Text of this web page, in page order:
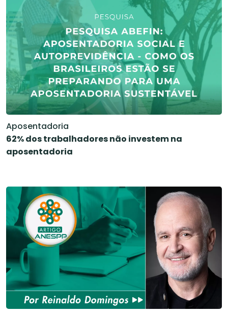
Aposentadoria
62% dos trabalhadores não investem na
aposentadoria